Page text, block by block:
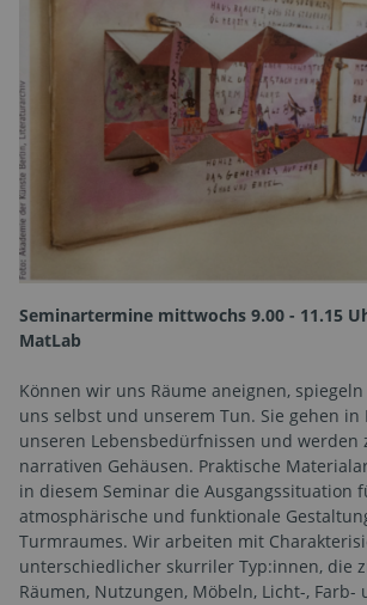
Seminartermine mittwochs 9.00 - 11.15
MatLab
Können wir uns Räume aneignen,
uns selbst und unserem Tun. Sie gehen in
unseren Lebensbedürfnissen und werden
narrativen Gehäusen. Praktische
in diesem Seminar die Ausgangssituation
atmosphärische und funktionale
Turmraumes. Wir arbeiten mit
unterschiedlicher skurriler Typ:innen, die
Räumen, Nutzungen, Möbeln, Licht-, Farb-